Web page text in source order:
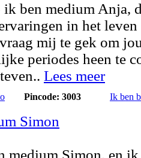
ben medium Anja,
in het leven
mij te gek om
periodes heen te
Lees meer
Pincode: 3003 Ik ben
Simon
medium Simon, en ik